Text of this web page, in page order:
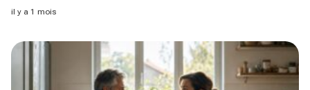
du mardi soir
il y a 1 mois